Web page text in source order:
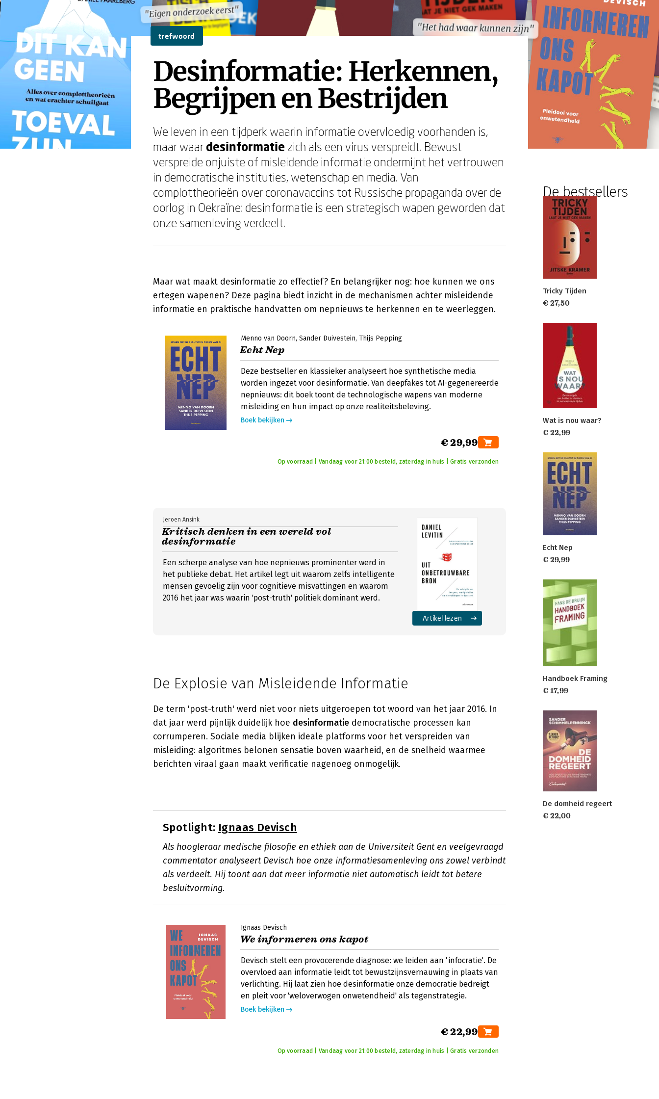
"Eigen onderzoek eerst"
"Het had waar kunnen zijn"
"Eigen onderzoek eerst"
"Het had waar kunnen zijn"
trefwoord
Desinformatie: Herkennen,
Begrijpen en Bestrijden
We leven in een tijdperk waarin informatie overvloedig voorhanden is,
maar waar desinformatie zich als een virus verspreidt. Bewust
verspreide onjuiste of misleidende informatie ondermijnt het vertrouwen
in democratische instituties, wetenschap en media. Van
complottheorieën over coronavaccins tot Russische propaganda over de
oorlog in Oekraïne: desinformatie is een strategisch wapen geworden dat
onze samenleving verdeelt.
Maar wat maakt desinformatie zo effectief? En belangrijker nog: hoe kunnen we ons
ertegen wapenen? Deze pagina biedt inzicht in de mechanismen achter misleidende
informatie en praktische handvatten om nepnieuws te herkennen en te weerleggen.
Menno van Doorn Sander Duivestein Thijs Pepping
Echt Nep
Deze bestseller en klassieker analyseert hoe synthetische media
worden ingezet voor desinformatie. Van deepfakes tot AI-gegenereerde
nepnieuws: dit boek toont de technologische wapens van moderne
misleiding en hun impact op onze realiteitsbeleving.
Boek bekijken
€ 29,99
Op voorraad | Vandaag voor 21:00 besteld, zaterdag in huis | Gratis verzonden
Kritisch denken in een wereld vol
desinformatie
Jeroen Ansink
Een scherpe analyse van hoe nepnieuws prominenter werd in
het publieke debat. Het artikel legt uit waarom zelfs intelligente
mensen gevoelig zijn voor cognitieve misvattingen en waarom
2016 het jaar was waarin 'post-truth' politiek dominant werd.
Artikel lezen
De Explosie van Misleidende Informatie
De term 'post-truth' werd niet voor niets uitgeroepen tot woord van het jaar 2016. In
dat jaar werd pijnlijk duidelijk hoe desinformatie democratische processen kan
corrumperen. Sociale media blijken ideale platforms voor het verspreiden van
misleiding: algoritmes belonen sensatie boven waarheid, en de snelheid waarmee
berichten viraal gaan maakt verificatie nagenoeg onmogelijk.
Spotlight: Ignaas Devisch
Als hoogleraar medische filosofie en ethiek aan de Universiteit Gent en veelgevraagd
commentator analyseert Devisch hoe onze informatiesamenleving ons zowel verbindt
als verdeelt. Hij toont aan dat meer informatie niet automatisch leidt tot betere
besluitvorming.
Ignaas Devisch
We informeren ons kapot
Devisch stelt een provocerende diagnose: we leiden aan 'infocratie'. De
overvloed aan informatie leidt tot bewustzijnsvernauwing in plaats van
verlichting. Hij laat zien hoe desinformatie onze democratie bedreigt
en pleit voor 'weloverwogen onwetendheid' als tegenstrategie.
Boek bekijken
€ 22,99
Op voorraad | Vandaag voor 21:00 besteld, zaterdag in huis | Gratis verzonden
De bestsellers
Tricky Tijden
€ 27,50
Wat is nou waar?
€ 22,99
Echt Nep
€ 29,99
Handboek Framing
€ 17,99
De domheid regeert
€ 22,00